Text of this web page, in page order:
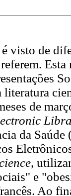
visto de
literatura
de
da
,
e
Ao